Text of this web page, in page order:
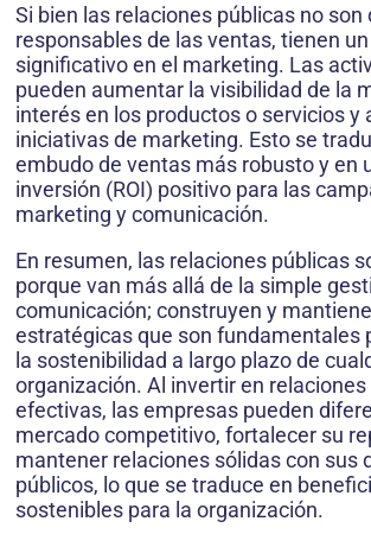
Si bien las relaciones públicas no
responsables de las ventas, tienen
significativo en el marketing. Las
pueden aumentar la visibilidad de la
interés en los productos o servicios y
iniciativas de marketing. Esto se
embudo de ventas más robusto y en
inversión (ROI) positivo para las
marketing y comunicación.
En resumen, las relaciones públicas
porque van más allá de la simple
comunicación; construyen y
estratégicas que son fundamentales
la sostenibilidad a largo plazo de
organización. Al invertir en
efectivas, las empresas pueden
mercado competitivo, fortalecer su
mantener relaciones sólidas con sus
públicos, lo que se traduce en
sostenibles para la organización.